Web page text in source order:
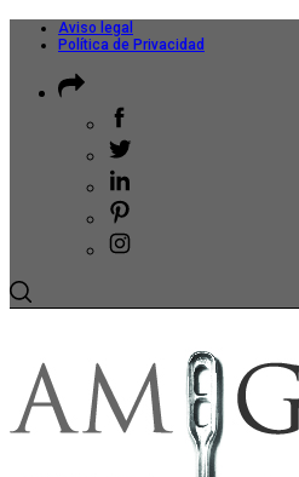
Aviso legal
Política de Privacidad